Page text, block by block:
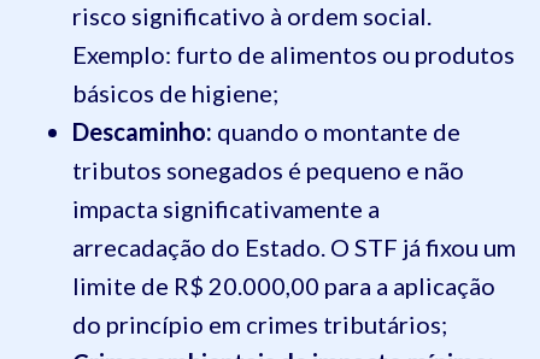
risco significativo à ordem social.
Exemplo: furto de alimentos ou produtos
básicos de higiene;
Descaminho: quando o montante de
tributos sonegados é pequeno e não
impacta significativamente a
arrecadação do Estado. O STF já fixou um
limite de R$ 20.000,00 para a aplicação
do princípio em crimes tributários;